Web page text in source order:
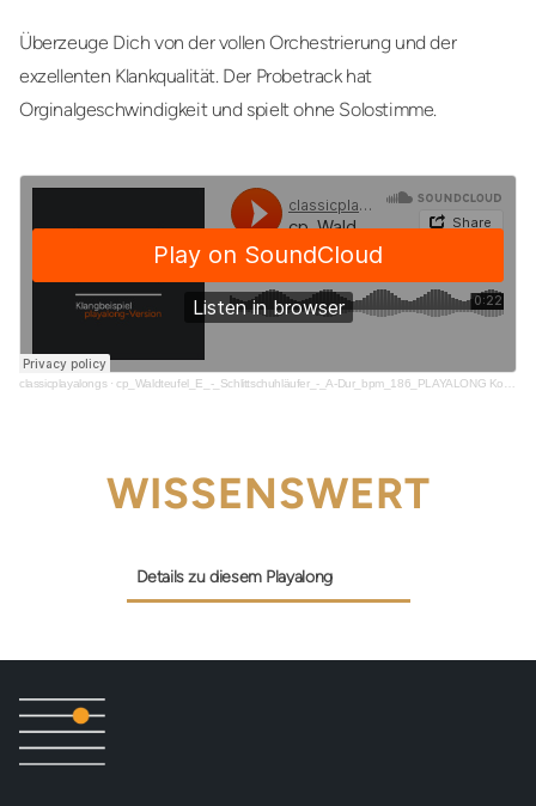
Überzeuge Dich von der vollen Orchestrierung und der
exzellenten Klankqualität. Der Probetrack hat
Orginalgeschwindigkeit und spielt ohne Solostimme.
classicplayalongs·cp_Waldteufel_E_-_Schlittschuhläufer_-_A-Dur_bpm_186_PLAYALONG Kopie_snippet
WISSENSWERT
Details zu diesem Playalong